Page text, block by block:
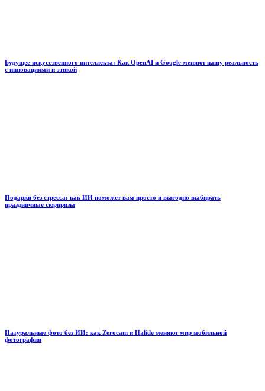
Будущее искусственного интеллекта: Как OpenAI и Google меняют нашу реальность
с инновациями и этикой
Подарки без стресса: как ИИ поможет вам просто и выгодно выбирать
праздничные сюрпризы
Натуральные фото без ИИ: как Zerocam и Halide меняют мир мобильной
фотографии